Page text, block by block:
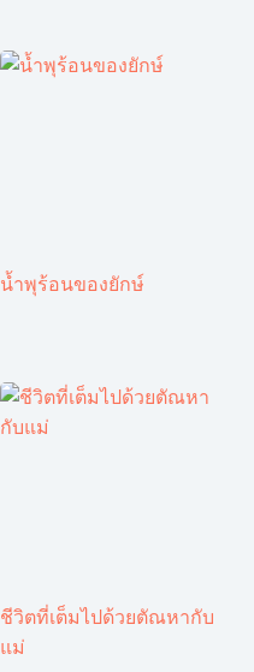
น้ำพุร้อนของยักษ์
ชีวิตที่เต็มไปด้วยตัณหากับ
แม่